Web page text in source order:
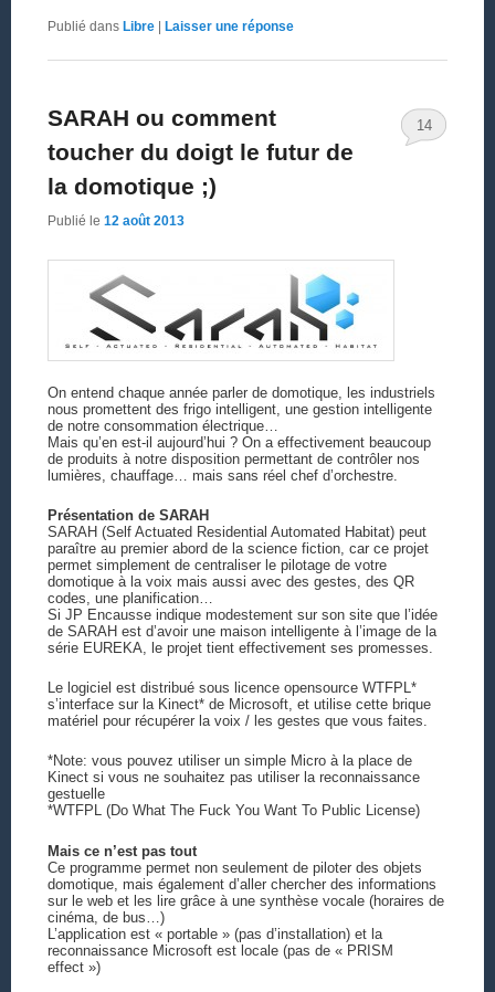
Publié dans Libre Laisser une réponse
SARAH ou comment
toucher du doigt le futur de
la domotique ;)
Publié le 12 août 2013
14
On entend chaque année parler de domotique, les industriels
nous promettent des frigo intelligent, une gestion intelligente
de notre consommation électrique…
Mais qu’en est-il aujourd’hui ? On a effectivement beaucoup
de produits à notre disposition permettant de contrôler nos
lumières, chauffage… mais sans réel chef d’orchestre.
Présentation de SARAH
SARAH (Self Actuated Residential Automated Habitat) peut
paraître au premier abord de la science fiction, car ce projet
permet simplement de centraliser le pilotage de votre
domotique à la voix mais aussi avec des gestes, des QR
codes, une planification…
Si JP Encausse indique modestement sur son site que l’idée
de SARAH est d’avoir une maison intelligente à l’image de la
série EUREKA, le projet tient effectivement ses promesses.
Le logiciel est distribué sous licence opensource WTFPL*
s’interface sur la Kinect* de Microsoft, et utilise cette brique
matériel pour récupérer la voix / les gestes que vous faites.
*Note: vous pouvez utiliser un simple Micro à la place de
Kinect si vous ne souhaitez pas utiliser la reconnaissance
gestuelle
*WTFPL (Do What The Fuck You Want To Public License)
Mais ce n’est pas tout
Ce programme permet non seulement de piloter des objets
domotique, mais également d’aller chercher des informations
sur le web et les lire grâce à une synthèse vocale (horaires de
cinéma, de bus…)
L’application est « portable » (pas d’installation) et la
reconnaissance Microsoft est locale (pas de « PRISM
effect »)